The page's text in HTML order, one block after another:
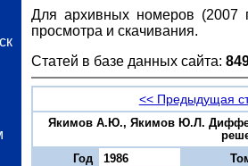
Для архивных номеров (2007
просмотра и скачивания.
Статей в базе данных сайта:
<< Предыдущая
Якимов А.Ю., Якимов Ю.Л.
Год
1986